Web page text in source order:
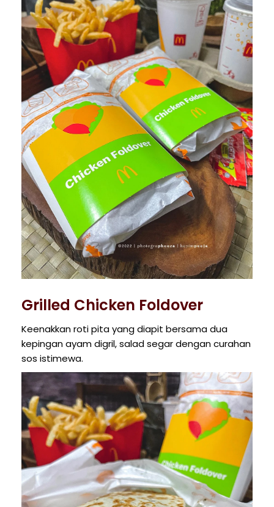
Grilled Chicken Foldover
Keenakkan roti pita yang diapit bersama dua
kepingan ayam digril, salad segar dengan curahan
sos istimewa.